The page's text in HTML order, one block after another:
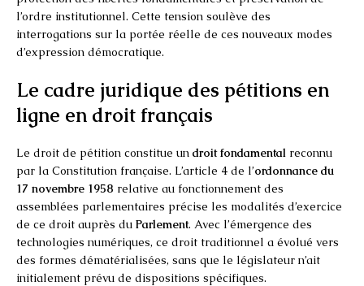
l’ordre institutionnel. Cette tension soulève des
interrogations sur la portée réelle de ces nouveaux modes
d’expression démocratique.
Le cadre juridique des pétitions en
ligne en droit français
Le droit de pétition constitue un droit fondamental reconnu
par la Constitution française. L’article 4 de l’ordonnance du
17 novembre 1958 relative au fonctionnement des
assemblées parlementaires précise les modalités d’exercice
de ce droit auprès du Parlement. Avec l’émergence des
technologies numériques, ce droit traditionnel a évolué vers
des formes dématérialisées, sans que le législateur n’ait
initialement prévu de dispositions spécifiques.